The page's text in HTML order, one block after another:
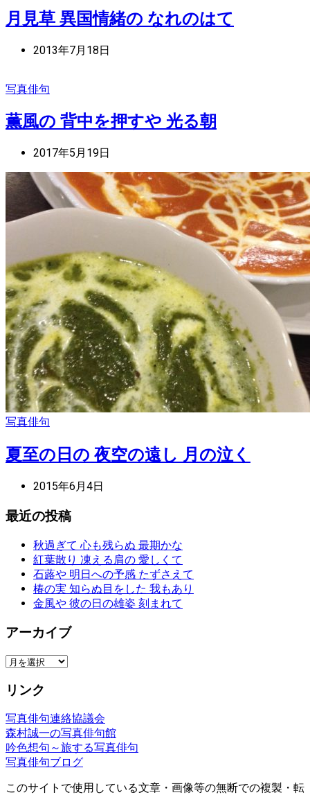
月見草 異国情緒の なれのはて
2013年7月18日
写真俳句
薫風の 背中を押すや 光る朝
2017年5月19日
写真俳句
夏至の日の 夜空の遠し 月の泣く
2015年6月4日
最近の投稿
秋過ぎて 心も残らぬ 最期かな
紅葉散り 凍える肩の 愛しくて
石蕗や 明日への予感 たずさえて
椿の実 知らぬ目をした 我もあり
金風や 彼の日の雄姿 刻まれて
アーカイブ
ア
カ
ブ
リンク
写真俳句連絡協議会
森村誠一の写真俳句館
吟色想句～旅する写真俳句
写真俳句ブログ
このサイトで使用している文章・画像等の無断での複製・転